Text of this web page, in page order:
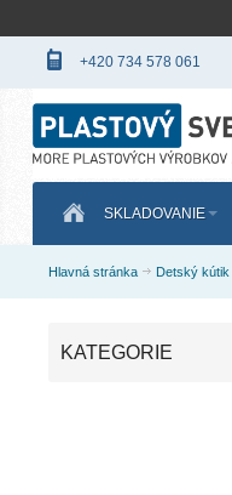
+420 734 578 061
SKLADOVANIE
Hlavná stránka Detský kútik
KATEGORIE